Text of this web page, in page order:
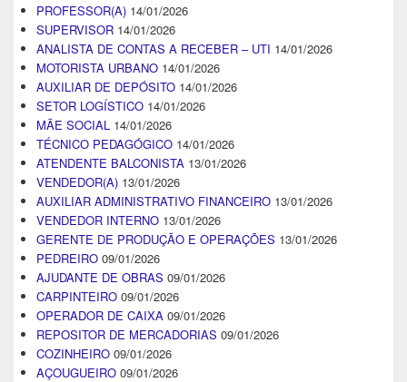
PROFESSOR(A) 14/01/2026
SUPERVISOR 14/01/2026
ANALISTA DE CONTAS A RECEBER – UTI 14/01/2026
MOTORISTA URBANO 14/01/2026
AUXILIAR DE DEPÓSITO 14/01/2026
SETOR LOGÍSTICO 14/01/2026
MÃE SOCIAL 14/01/2026
TÉCNICO PEDAGÓGICO 14/01/2026
ATENDENTE BALCONISTA 13/01/2026
VENDEDOR(A) 13/01/2026
AUXILIAR ADMINISTRATIVO FINANCEIRO 13/01/2026
VENDEDOR INTERNO 13/01/2026
GERENTE DE PRODUÇÃO E OPERAÇÕES 13/01/2026
PEDREIRO 09/01/2026
AJUDANTE DE OBRAS 09/01/2026
CARPINTEIRO 09/01/2026
OPERADOR DE CAIXA 09/01/2026
REPOSITOR DE MERCADORIAS 09/01/2026
COZINHEIRO 09/01/2026
AÇOUGUEIRO 09/01/2026